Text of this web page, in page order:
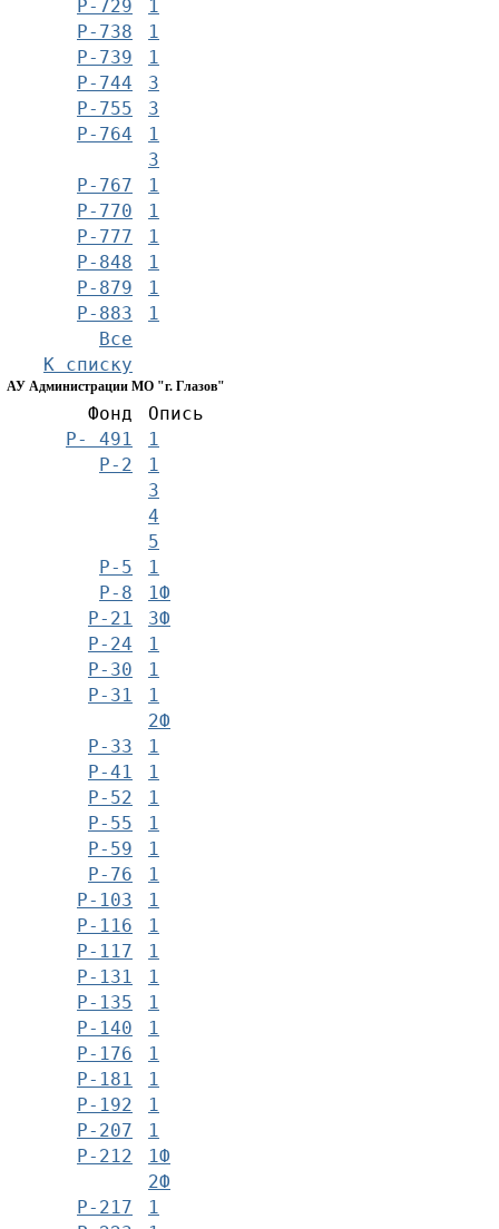
Р-729
1
Р-738
1
Р-739
1
Р-744
3
Р-755
3
Р-764
1
3
Р-767
1
Р-770
1
Р-777
1
Р-848
1
Р-879
1
Р-883
1
Все
К списку
АУ Администрации МО "г. Глазов"
Фонд
Опись
Р- 491
1
Р-2
1
3
4
5
Р-5
Р-8
1
Р-21
1Ф
3Ф
Р-24
1
Р-30
1
Р-31
1
2Ф
Р-33
1
Р-41
1
Р-52
1
Р-55
1
Р-59
1
Р-76
1
Р-103
1
Р-116
1
Р-117
1
Р-131
1
Р-135
1
Р-140
1
Р-176
1
Р-181
1
Р-192
1
Р-207
1
Р-212
1Ф
2Ф
Р-217
1